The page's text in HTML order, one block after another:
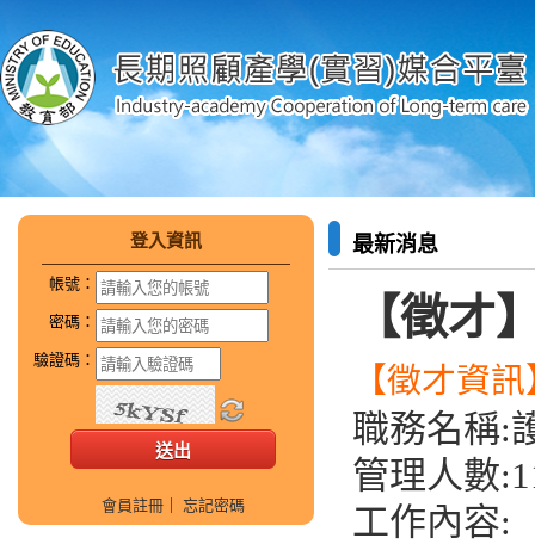
登入資訊
帳號：
密碼：
驗證碼：
會員註冊 忘記密碼
最新消息
【徵才
【徵才資
職務名稱:
管理人數
工作內容: